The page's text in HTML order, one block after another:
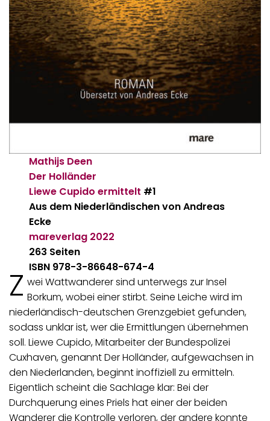
Mathijs Deen
Der Holländer
Liewe Cupido ermittelt #1
Aus dem Niederländischen von Andreas
Ecke
mareverlag 2022
263 Seiten
ISBN 978-3-86648-674-4
Z wei Wattwanderer sind unterwegs zur Insel
Borkum, wobei einer stirbt. Seine Leiche wird im
niederländisch-deutschen Grenzgebiet gefunden,
sodass unklar ist, wer die Ermittlungen übernehmen
soll. Liewe Cupido, Mitarbeiter der Bundespolizei
Cuxhaven, genannt Der Holländer, aufgewachsen in
den Niederlanden, beginnt inoffiziell zu ermitteln.
Eigentlich scheint die Sachlage klar: Bei der
Durchquerung eines Priels hat einer der beiden
Wanderer die Kontrolle verloren, der andere konnte